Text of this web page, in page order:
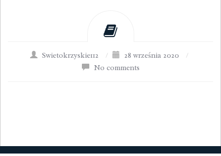
Swietokrzyskie112 / 28 września 2020
/
No comments